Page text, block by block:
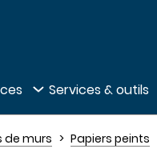
aller au pied de
Services & outils
de murs Papiers peints